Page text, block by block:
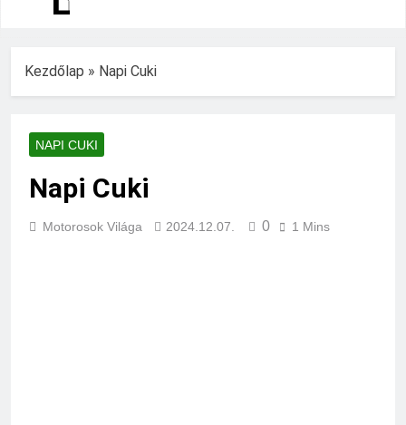
Kezdőlap » Napi Cuki
NAPI CUKI
Napi Cuki
Motorosok Világa 2024.12.07. 0 1 Mins